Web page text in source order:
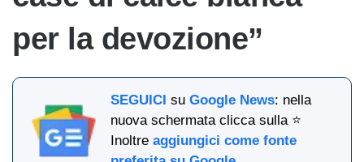
per la devozione”
SEGUICI suGoogle News: nella
nuova schermata clicca sulla ⭐
Inoltreaggiungici come fonte